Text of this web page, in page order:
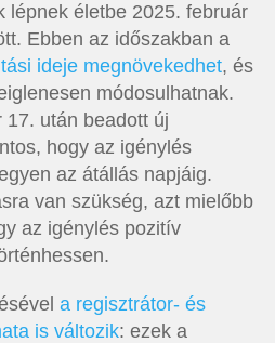
lépnek életbe 2025. február
Ebben az időszakban a
ideje megnövekedhet, és
módosulhatnak.
17. után beadott új
hogy az igénylés
az átállás napjáig.
van szükség, azt mielőbb
az igénylés pozitív
a regisztrátor- és
is változik: ezek a